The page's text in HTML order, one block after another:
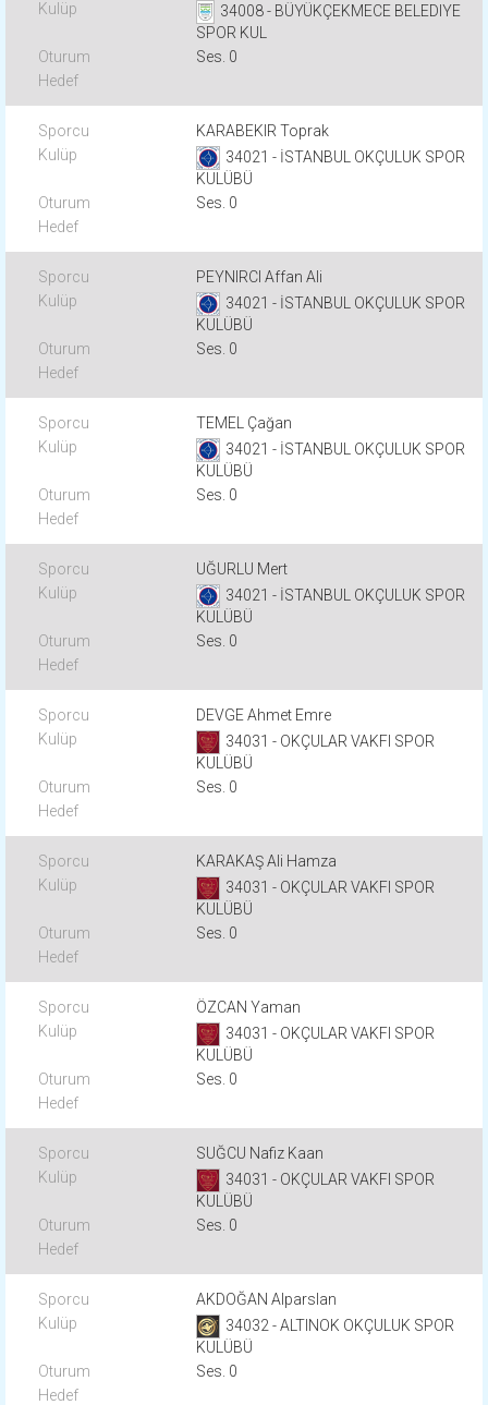
34008 - BÜYÜKÇEKMECE BELEDIYE
SPOR KUL
Ses. 0
KARABEKIR Toprak
34021 - İSTANBUL OKÇULUK SPOR
KULÜBÜ
Ses. 0
PEYNIRCI Affan Ali
34021 - İSTANBUL OKÇULUK SPOR
KULÜBÜ
Ses. 0
TEMEL Çağan
34021 - İSTANBUL OKÇULUK SPOR
KULÜBÜ
Ses. 0
UĞURLU Mert
34021 - İSTANBUL OKÇULUK SPOR
KULÜBÜ
Ses. 0
DEVGE Ahmet Emre
34031 - OKÇULAR VAKFI SPOR
KULÜBÜ
Ses. 0
KARAKAŞ Ali Hamza
34031 - OKÇULAR VAKFI SPOR
KULÜBÜ
Ses. 0
ÖZCAN Yaman
34031 - OKÇULAR VAKFI SPOR
KULÜBÜ
Ses. 0
SUĞCU Nafiz Kaan
34031 - OKÇULAR VAKFI SPOR
KULÜBÜ
Ses. 0
AKDOĞAN Alparslan
34032 - ALTINOK OKÇULUK SPOR
KULÜBÜ
Ses. 0